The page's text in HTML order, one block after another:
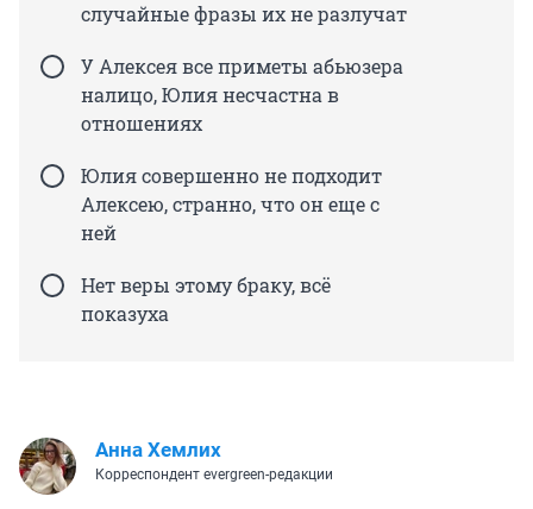
случайные фразы их не разлучат
У Алексея все приметы абьюзера
налицо, Юлия несчастна в
отношениях
Юлия совершенно не подходит
Алексею, странно, что он еще с
ней
Нет веры этому браку, всё
показуха
Анна Хемлих
Корреспондент evergreen-редакции